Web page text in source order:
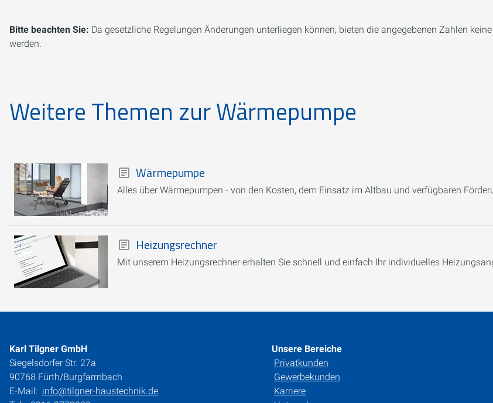
Bitte beachten Sie: Da gesetzliche Regelungen Änderungen unterliegen können, bieten die angegebenen Zahlen
werden.
Weitere Themen zur Wärmepumpe
Wärmepumpe
Alles über Wärmepumpen - von den Kosten, dem Einsatz im Altbau und verfügbaren
Heizungsrechner
Mit unserem Heizungsrechner erhalten Sie schnell und einfach Ihr individuelles
Karl Tilgner GmbH
Siegelsdorfer Str. 27a
90768 Fürth/Burgfarrnbach
E-Mail: info@tilgner-haustechnik.de
Unsere Bereiche
Privatkunden
Gewerbekunden
Karriere